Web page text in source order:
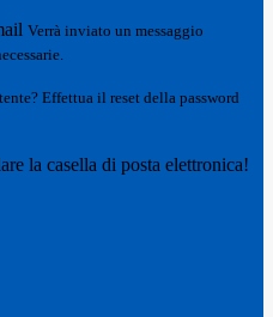
Verrà inviato un messaggio
Effettua il reset della password
la casella di posta elettronica!